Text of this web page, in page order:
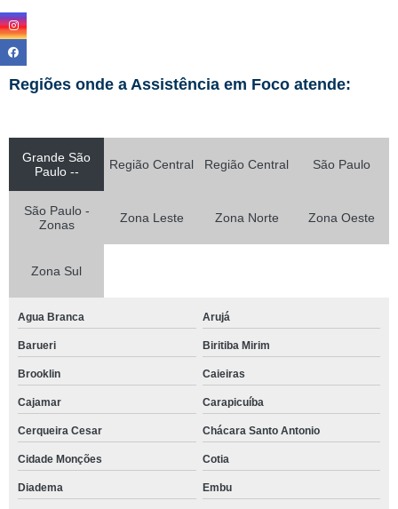
Regiões onde a Assistência em Foco atende:
Grande São
Paulo --
Região Central Região Central São Paulo
São Paulo -
Zonas
Zona Leste Zona Norte Zona Oeste
Zona Sul
Agua Branca Arujá
Barueri Biritiba Mirim
Brooklin Caieiras
Cajamar Carapicuíba
Cerqueira Cesar Chácara Santo Antonio
Cidade Monções Cotia
Diadema Embu